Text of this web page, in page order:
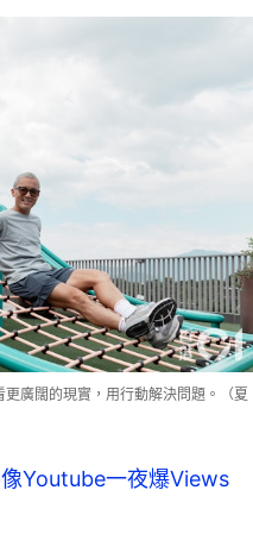
廣闊的現實，用行動解決問題。（夏
Youtube一夜爆Views